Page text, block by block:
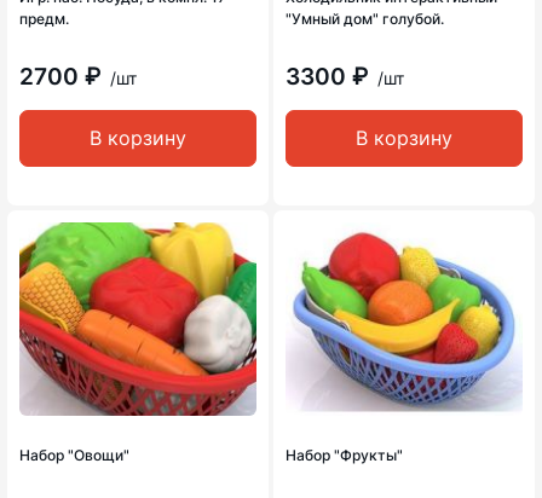
предм.
2700 ₽ /шт
В корзину
"Умный дом" голубой.
3300 ₽ /шт
В корзину
Набор "Овощи" Набор "Фрукты"